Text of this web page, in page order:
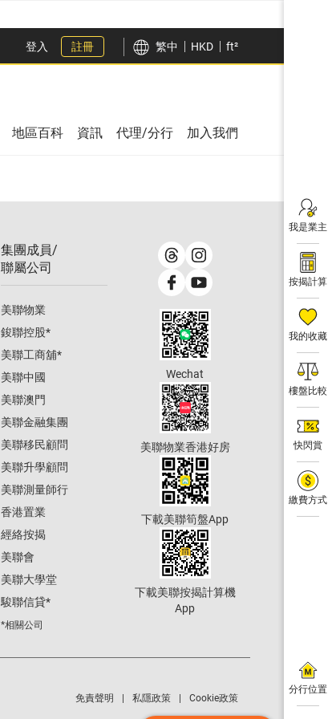
登入 註冊 繁中 HKD ft²
我是業主
按揭計算
我的收藏
樓盤比較
快閃賞
繳費方式
分行位置
地區百科 資訊 代理/分行 加入我們
集團成員/
聯屬公司
美聯物業
鋑聯控股*
美聯工商舖*
美聯中國
美聯澳門
美聯金融集團
美聯移民顧問
美聯升學顧問
美聯測量師行
香港置業
經絡按揭
美聯會
美聯大學堂
駿聯信貸*
*相關公司
Wechat
美聯物業香港好房
下載美聯筍盤App
下載美聯按揭計算機
App
免責聲明 私隱政策 Cookie政策